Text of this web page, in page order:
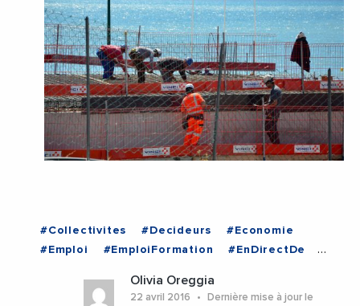
#Collectivites #Decideurs
#Economie
#Emploi
#EmploiFormation
#EnDirectDe
#VieDesEntreprises
#ProvenceAlpesCoteDAzur
Olivia Oreggia
22 avril 2016
Dernière mise à jour le